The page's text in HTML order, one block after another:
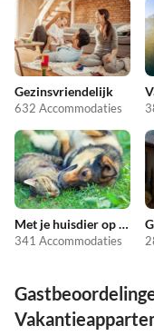
Gezinsvriendelijk
632 Accommodaties
Met je huisdier op vakantie
341 Accommodaties